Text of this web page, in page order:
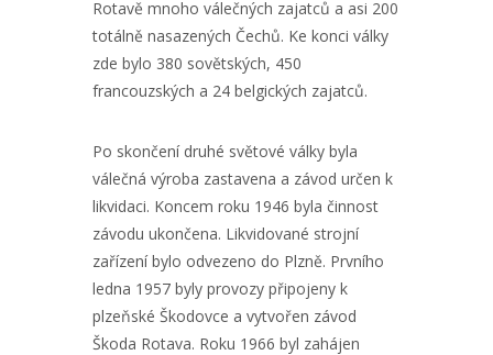
Rotavě mnoho válečných zajatců a asi 200
totálně nasazených Čechů. Ke konci války
zde bylo 380 sovětských, 450
francouzských a 24 belgických zajatců.
Po skončení druhé světové války byla
válečná výroba zastavena a závod určen k
likvidaci. Koncem roku 1946 byla činnost
závodu ukončena. Likvidované strojní
zařízení bylo odvezeno do Plzně. Prvního
ledna 1957 byly provozy připojeny k
plzeňské Škodovce a vytvořen závod
Škoda Rotava. Roku 1966 byl zahájen